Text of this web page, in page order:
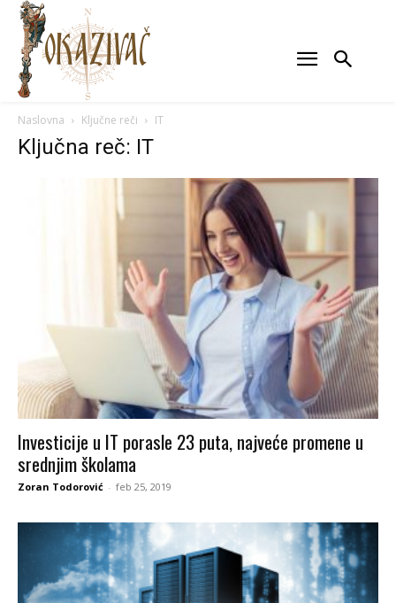
Naslovna Ključne reči IT
Ključna reč: IT
Investicije u IT porasle 23 puta, najveće promene u
srednjim školama
Zoran Todorović - feb 25, 2019